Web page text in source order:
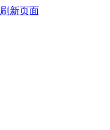
刷新页面